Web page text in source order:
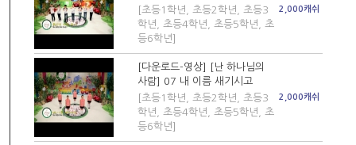
[초등1학년, 초등2학년, 초등3
학년, 초등4학년, 초등5학년, 초
등6학년]
2,000캐쉬
[다운로드-영상] [난 하나님의
사람] 07 내 이름 새기시고
[초등1학년, 초등2학년, 초등3
학년, 초등4학년, 초등5학년, 초
등6학년]
2,000캐쉬